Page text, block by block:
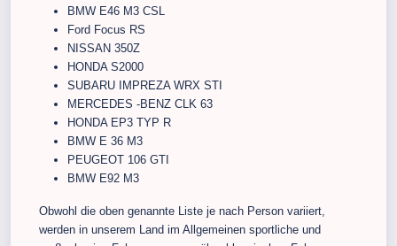
BMW E46 M3 CSL
Ford Focus RS
NISSAN 350Z
HONDA S2000
SUBARU IMPREZA WRX STI
MERCEDES -BENZ CLK 63
HONDA EP3 TYP R
BMW E 36 M3
PEUGEOT 106 GTI
BMW E92 M3
Obwohl die oben genannte Liste je nach Person variiert,
werden in unserem Land im Allgemeinen sportliche und